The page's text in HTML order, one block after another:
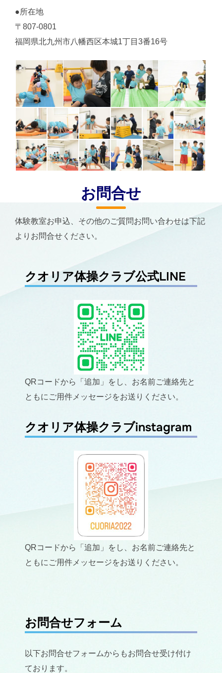
●所在地
〒807-0801
福岡県北九州市八幡西区本城1丁目3番16号
お問合せ
体験教室お申込、その他のご質問お問い合わせは下記
よりお問合せください。
クオリア体操クラブ公式LINE
QRコードから「追加」をし、お名前ご連絡先と
ともにご用件メッセージをお送りください。
クオリア体操クラブinstagram
QRコードから「追加」をし、お名前ご連絡先と
ともにご用件メッセージをお送りください。
お問合せフォーム
以下お問合せフォームからもお問合せ受け付け
ております。